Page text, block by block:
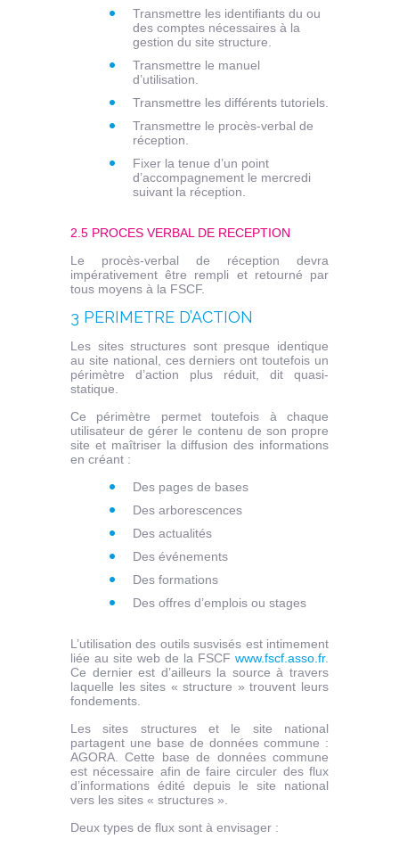
Transmettre les identifiants du ou
des comptes nécessaires à la
gestion du site structure.
Transmettre le manuel
d’utilisation.
Transmettre les différents tutoriels.
Transmettre le procès-verbal de
réception.
Fixer la tenue d’un point
d’accompagnement le mercredi
suivant la réception.
2.5 PROCES VERBAL DE RECEPTION
Le procès-verbal de réception devra
impérativement être rempli et retourné par
tous moyens à la FSCF.
3 PERIMETRE D’ACTION
Les sites structures sont presque identique
au site national, ces derniers ont toutefois un
périmètre d’action plus réduit, dit quasi-
statique.
Ce périmètre permet toutefois à chaque
utilisateur de gérer le contenu de son propre
site et maîtriser la diffusion des informations
en créant :
Des pages de bases
Des arborescences
Des actualités
Des événements
Des formations
Des offres d’emplois ou stages
L’utilisation des outils susvisés est intimement
liée au site web de la FSCF www.fscf.asso.fr.
Ce dernier est d’ailleurs la source à travers
laquelle les sites « structure » trouvent leurs
fondements.
Les sites structures et le site national
partagent une base de données commune :
AGORA. Cette base de données commune
est nécessaire afin de faire circuler des flux
d’informations édité depuis le site national
vers les sites « structures ».
Deux types de flux sont à envisager :